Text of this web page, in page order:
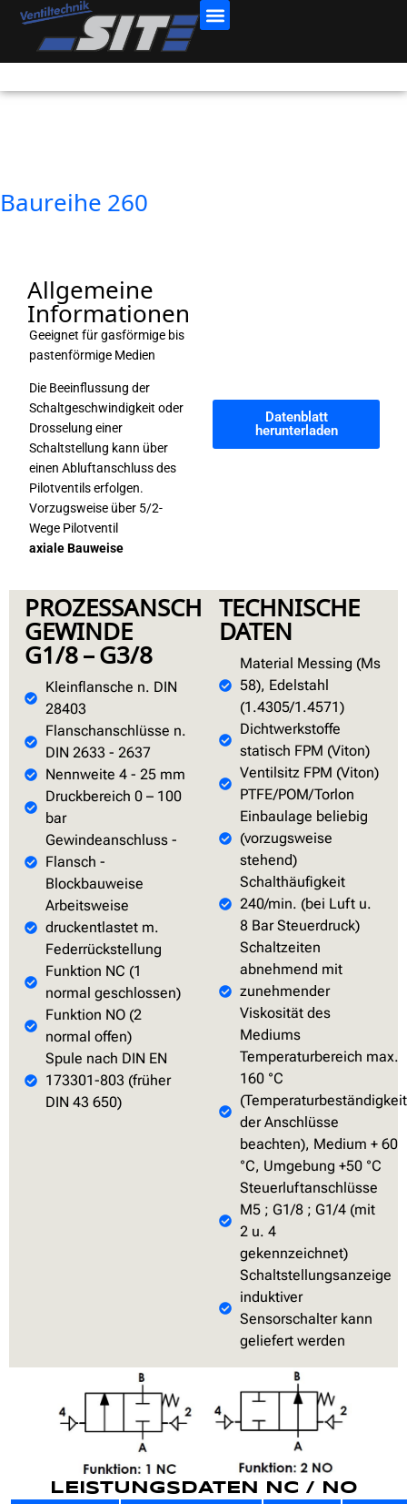
Baureihe 260
Allgemeine
Informationen
Geeignet für gasförmige bis
pastenförmige Medien
Die Beeinflussung der
Schaltgeschwindigkeit oder
Drosselung einer
Schaltstellung kann über
einen Abluftanschluss des
Pilotventils erfolgen.
Vorzugsweise über 5/2-
Wege Pilotventil
axiale Bauweise
Datenblatt
herunterladen
PROZESSANSCHLUSS
GEWINDE
G1/8 – G3/8
Kleinflansche n. DIN
28403
Flanschanschlüsse n.
DIN 2633 - 2637
Nennweite 4 - 25 mm
Druckbereich 0 – 100
bar
Gewindeanschluss -
Flansch -
Blockbauweise
Arbeitsweise
druckentlastet m.
Federrückstellung
Funktion NC (1
normal geschlossen)
Funktion NO (2
normal offen)
Spule nach DIN EN
173301-803 (früher
DIN 43 650)
TECHNISCHE
DATEN
Material Messing (Ms
58), Edelstahl
(1.4305/1.4571)
Dichtwerkstoffe
statisch FPM (Viton)
Ventilsitz FPM (Viton)
PTFE/POM/Torlon
Einbaulage beliebig
(vorzugsweise
stehend)
Schalthäufigkeit
240/min. (bei Luft u.
8 Bar Steuerdruck)
Schaltzeiten
abnehmend mit
zunehmender
Viskosität des
Mediums
Temperaturbereich max.
160 °C
(Temperaturbeständigkeit
der Anschlüsse
beachten), Medium + 60
°C, Umgebung +50 °C
Steuerluftanschlüsse
M5 ; G1/8 ; G1/4 (mit
2 u. 4
gekennzeichnet)
Schaltstellungsanzeige
induktiver
Sensorschalter kann
geliefert werden
LEISTUNGSDATEN NC / NO